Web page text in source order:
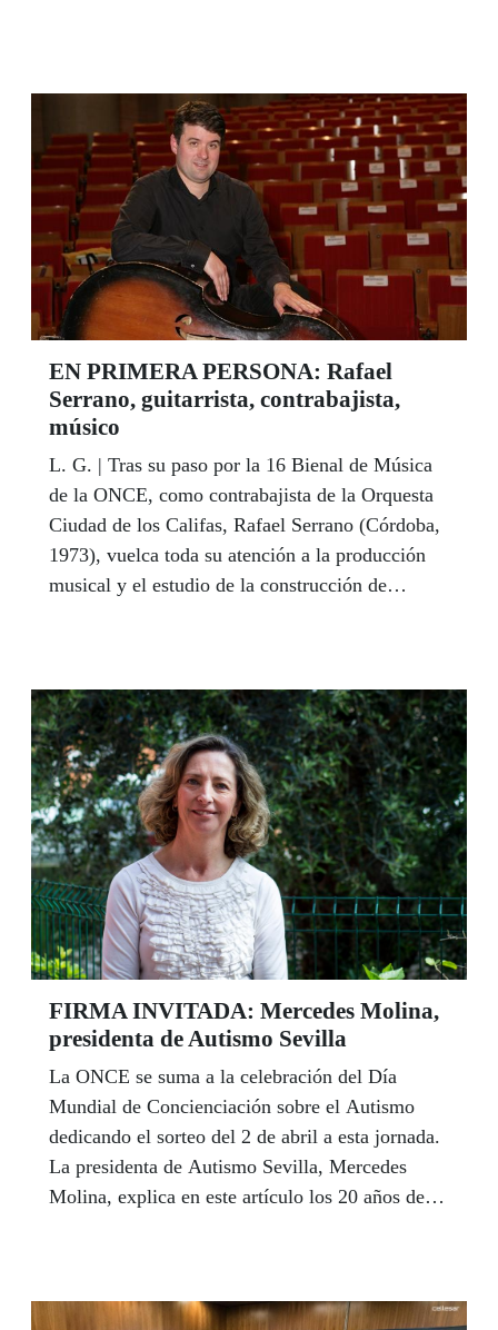
a las personas ciegas a la biblioteca del siglo
XXI y que es un espacio de intercambio cultural
y de acceso a material en relieve, 3D y otros
recursos, que favorezcan sus aspectos culturales
básicos, combinando el braille con las nuevas
tecnologías.
EN PRIMERA PERSONA: Rafael
Serrano, guitarrista, contrabajista,
músico
L. G. | Tras su paso por la 16 Bienal de Música
de la ONCE, como contrabajista de la Orquesta
Ciudad de los Califas, Rafael Serrano (Córdoba,
1973), vuelca toda su atención a la producción
musical y el estudio de la construcción de
señala al contrabajo como el corazón de la
música.
FIRMA INVITADA: Mercedes Molina,
presidenta de Autismo Sevilla
La ONCE se suma a la celebración del Día
Mundial de Concienciación sobre el Autismo
dedicando el sorteo del 2 de abril a esta jornada.
La presidenta de Autismo Sevilla, Mercedes
Molina, explica en este artículo los 20 años de
desconocida aún para muchos, según reconoce.A